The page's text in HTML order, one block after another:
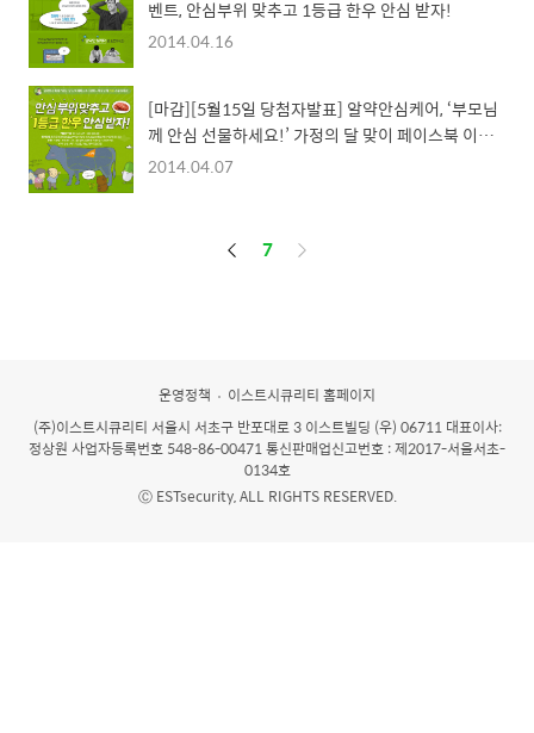
벤트, 안심부위 맞추고 1등급 한우 안심 받자!
2014.04.16
[마감][5월15일 당첨자발표] 알약안심케어, ‘부모님
께 안심 선물하세요!’ 가정의 달 맞이 페이스북 이벤
트 진행
2014.04.07
페
7
운영정책
이스트시큐리티 홈페이지
(주)이스트시큐리티 서울시 서초구 반포대로 3 이스트빌딩 (우) 06711 대표이사:
정상원 사업자등록번호 548-86-00471 통신판매업신고번호 : 제2017-서울서초-
0134호
Ⓒ ESTsecurity, ALL RIGHTS RESERVED.